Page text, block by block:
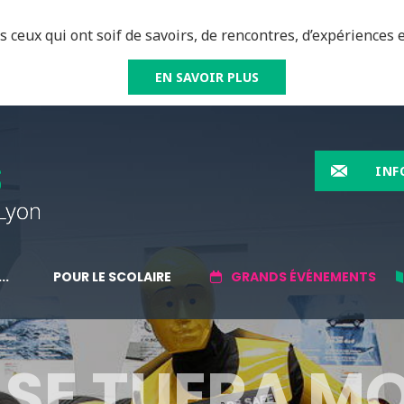
ceux qui ont soif de savoirs, de rencontres, d’expériences
EN SAVOIR PLUS
POUR LE SCOLAIRE GRANDS ÉVÉNEMENTS